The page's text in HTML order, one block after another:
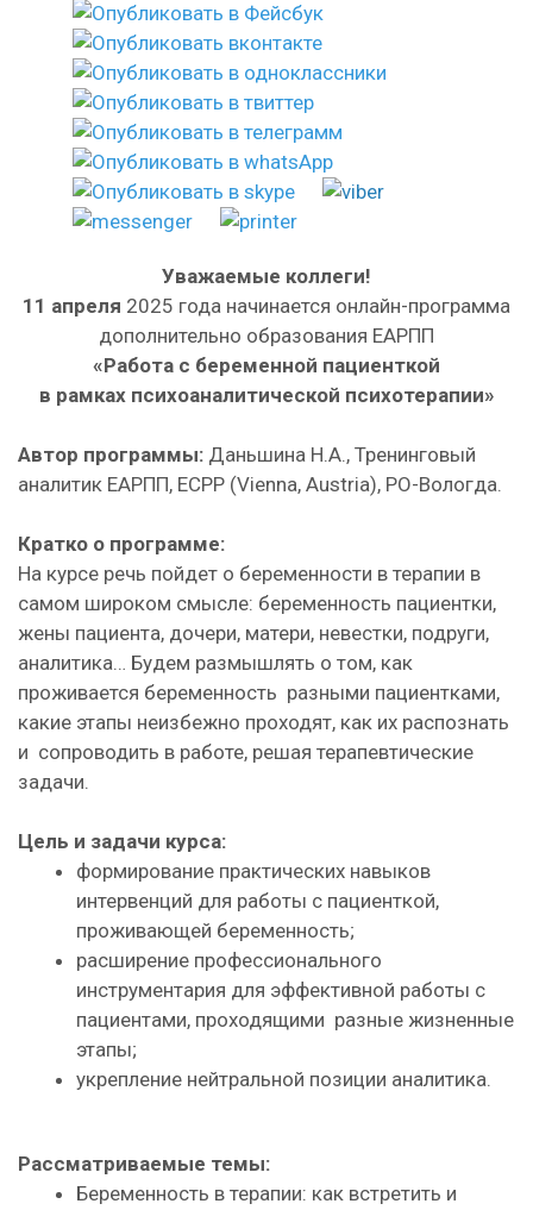
Уважаемые коллеги!
11 апреля 2025 года начинается онлайн-программа
дополнительно образования ЕАРПП
«Работа с беременной пациенткой
в рамках психоаналитической психотерапии»
Автор программы: Даньшина Н.А., Тренинговый
аналитик ЕАРПП, ECPP (Vienna, Austria), РО-Вологда.
Кратко о программе:
На курсе речь пойдет о беременности в терапии в
самом широком смысле: беременность пациентки,
жены пациента, дочери, матери, невестки, подруги,
аналитика… Будем размышлять о том, как
проживается беременность разными пациентками,
какие этапы неизбежно проходят, как их распознать
и сопроводить в работе, решая терапевтические
задачи.
Цель и задачи курса:
формирование практических навыков
интервенций для работы с пациенткой,
проживающей беременность;
расширение профессионального
инструментария для эффективной работы с
пациентами, проходящими разные жизненные
этапы;
укрепление нейтральной позиции аналитика.
Рассматриваемые темы:
Беременность в терапии: как встретить и